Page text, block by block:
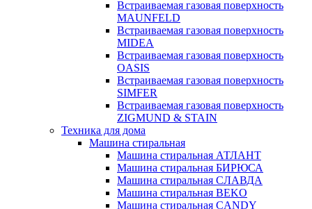
Встраиваемая газовая поверхность
MAUNFELD
Встраиваемая газовая поверхность
MIDEA
Встраиваемая газовая поверхность
OASIS
Встраиваемая газовая поверхность
SIMFER
Встраиваемая газовая поверхность
ZIGMUND & STAIN
Техника для дома
Машина стиральная
Машина стиральная АТЛАНТ
Машина стиральная БИРЮСА
Машина стиральная СЛАВДА
Машина стиральная BEKO
Машина стиральная CANDY